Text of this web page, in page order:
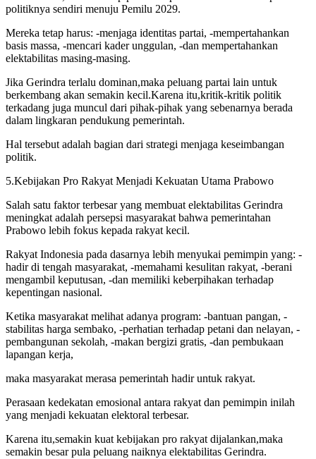
politiknya sendiri menuju Pemilu 2029.
Mereka tetap harus: -menjaga identitas partai, -mempertahankan
basis massa, -mencari kader unggulan, -dan mempertahankan
elektabilitas masing-masing.
Jika Gerindra terlalu dominan,maka peluang partai lain untuk
berkembang akan semakin kecil.Karena itu,kritik-kritik politik
terkadang juga muncul dari pihak-pihak yang sebenarnya berada
dalam lingkaran pendukung pemerintah.
Hal tersebut adalah bagian dari strategi menjaga keseimbangan
politik.
5.Kebijakan Pro Rakyat Menjadi Kekuatan Utama Prabowo
Salah satu faktor terbesar yang membuat elektabilitas Gerindra
meningkat adalah persepsi masyarakat bahwa pemerintahan
Prabowo lebih fokus kepada rakyat kecil.
Rakyat Indonesia pada dasarnya lebih menyukai pemimpin yang: -
hadir di tengah masyarakat, -memahami kesulitan rakyat, -berani
mengambil keputusan, -dan memiliki keberpihakan terhadap
kepentingan nasional.
Ketika masyarakat melihat adanya program: -bantuan pangan, -
stabilitas harga sembako, -perhatian terhadap petani dan nelayan, -
pembangunan sekolah, -makan bergizi gratis, -dan pembukaan
lapangan kerja,
maka masyarakat merasa pemerintah hadir untuk rakyat.
Perasaan kedekatan emosional antara rakyat dan pemimpin inilah
yang menjadi kekuatan elektoral terbesar.
Karena itu,semakin kuat kebijakan pro rakyat dijalankan,maka
semakin besar pula peluang naiknya elektabilitas Gerindra.